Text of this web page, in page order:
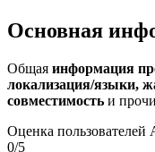
Основная
Общая информация
локализация/языки,
совместимость и
Оценка пользователей
0/5